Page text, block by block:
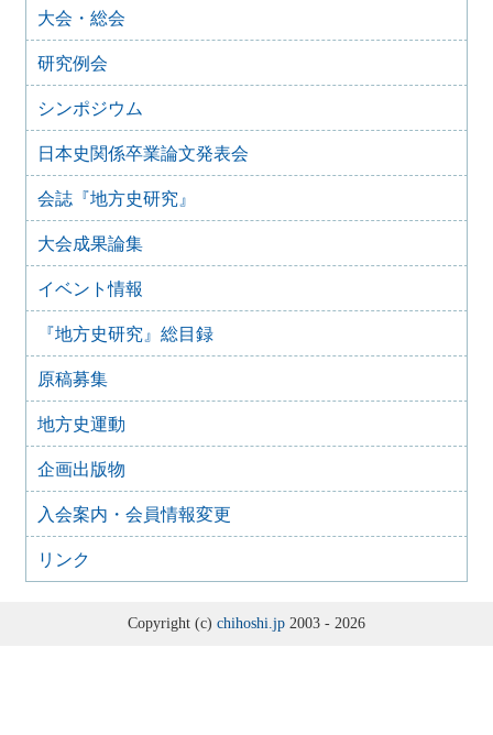
2023年6月10日
日本学術会議声明「「説明」ではなく「対話」を、「拙速
な法改正」ではなく「開かれた協議の場」を」（二〇二三
年四月一八日）を支持し、日本学術会議法の拙速な改正に
「改正博物館法に関するアンケート調査」結果の公開につ
いて
2023年1月26日
「国立国会図書館デジタルコレクションの著作権処理の改
善による知識情報基盤の拡充を求めます」
2022年10月1日 「改正博物館法に関するアンケート調査」
の実施について
2021年9月15日
歴史学関係学会 ハラスメント防止宣言
2021年3月3日
「高輪築堤」の保存を求める要望書
2021年2月26日
「高輪築堤」遺構の保存・公開の要望
2020年11月6日
日本学術会議第 25 期推薦会員任命拒否に関する人文・社
2020年10月24日
大会・総会
研究例会
シンポジウム
日本史関係卒業論文発表会
会誌『地方史研究』
大会成果論集
イベント情報
『地方史研究』総目録
原稿募集
地方史運動
企画出版物
入会案内・会員情報変更
リンク
Copyright (c) chihoshi.jp 2003 - 2026